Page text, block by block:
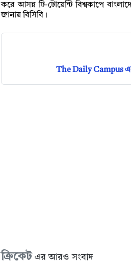
করে আসন্ন টি-টোয়েন্টি বিশ্বকাপে
জানায় বিসিবি।
The Daily Campus
ক্রিকেট এর আরও সংবাদ